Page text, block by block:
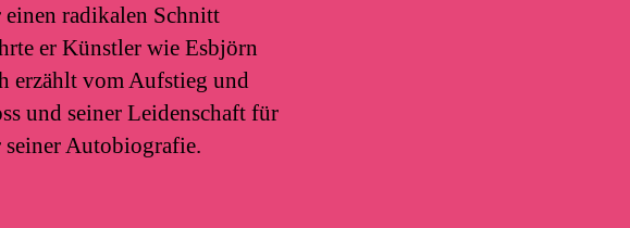
radikalen Schnitt
er Künstler wie Esbjörn
erzählt vom Aufstieg und
und seiner Leidenschaft für
seiner Autobiografie.